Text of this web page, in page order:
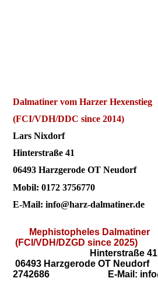
Dalmatiner vom Harzer Hexenstieg
(FCI/VDH/DDC since 2014)
Lars Nixdorf
Hinterstraße 41
06493 Harzgerode OT Neudorf
Mobil: 0172 3756770
E-Mail: info@harz-dalmatiner.de
Mephistopheles
(FCI/VDH/DZGD since 2025)
06493 Harzgerode OT
2742686
E-Mail: